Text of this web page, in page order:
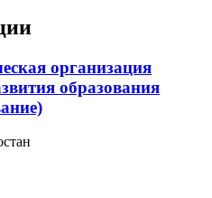
организация
образования